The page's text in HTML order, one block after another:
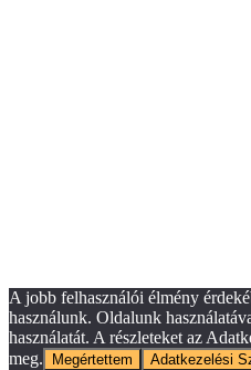
A jobb felhasználói élmény
használunk. Oldalunk
használatát. A részleteket az
meg.
Megértettem Adatkezelési